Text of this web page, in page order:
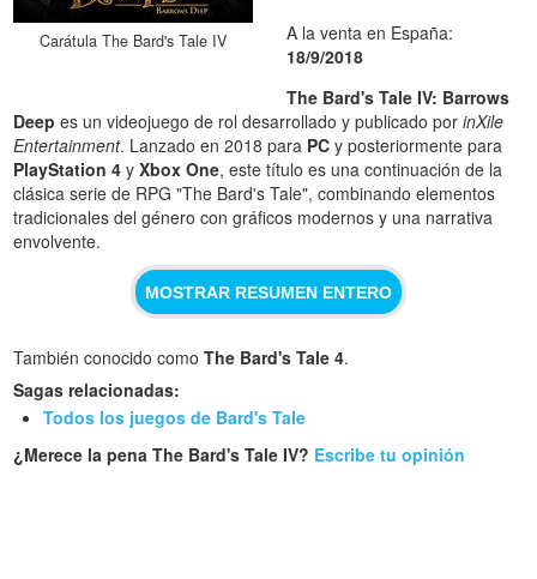
Carátula The Bard's Tale IV
A la venta en España:
18/9/2018
The Bard's Tale IV: Barrows
Deep es un videojuego de rol desarrollado y publicado porinXile
Entertainment. Lanzado en 2018 para PC y posteriormente para
PlayStation 4 yXbox One, este título es una continuación de la
clásica serie de RPG "The Bard's Tale", combinando elementos
tradicionales del género con gráficos modernos y una narrativa
envolvente.
MOSTRAR RESUMEN ENTERO
También conocido comoThe Bard's Tale 4.
Sagas relacionadas:
Todos los juegos de Bard's Tale
¿Merece la pena The Bard's Tale IV? Escribe tu opinión